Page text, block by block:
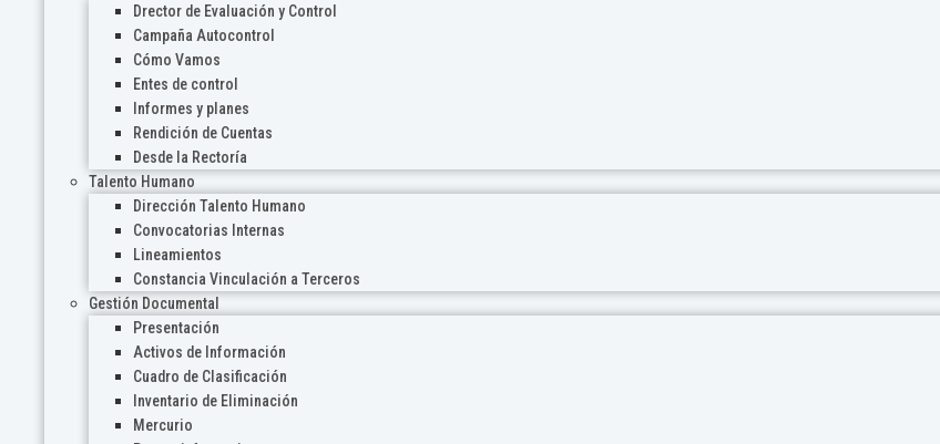
Drector de Evaluación y Control
Campaña Autocontrol
Cómo Vamos
Entes de control
Informes y planes
Rendición de Cuentas
Desde la Rectoría
Talento Humano
Dirección Talento Humano
Convocatorias Internas
Lineamientos
Constancia Vinculación a Terceros
Gestión Documental
Presentación
Activos de Información
Cuadro de Clasificación
Inventario de Eliminación
Mercurio